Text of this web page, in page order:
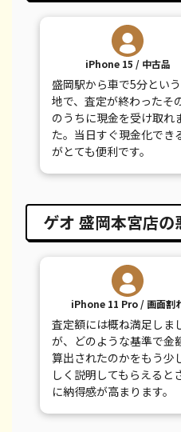
iPhone 15 / 中古品
盛岡駅から車で5分とい
地で、査定が終わったそ
のうちに現金を受け取れ
た。当日すぐ現金化でき
がとても便利です。
ゲオ 盛岡本宮店の
iPhone 11 Pro / 画面割
査定額には概ね満足しま
が、どのような基準で金
算出されたのかをもう少
しく説明してもらえると
に納得感が高まります。